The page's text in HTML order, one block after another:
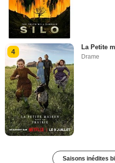
4
La Petite
Drame
Saisons inédites